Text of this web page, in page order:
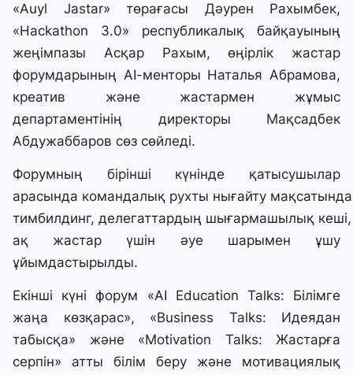
«Auyl Jastar» төрағасы Дәурен Рахымбек,
«Hackathon 3.0» республикалық байқауының
жеңімпазы Асқар Рахым, өңірлік жастар
форумдарының AI-менторы Наталья Абрамова,
креатив және жастармен жұмыс
департаментінің директоры Мақсадбек
Абдужаббаров сөз сөйледі.
Форумның бірінші күнінде қатысушылар
арасында командалық рухты нығайту мақсатында
тимбилдинг, делегаттардың шығармашылық
ақ жастар үшін әуе шарымен ұшу
ұйымдастырылды.
Екінші күні форум «AI Education Talks: Білімге
жаңа көзқарас», «Business Talks: Идеядан
табысқа» және «Motivation Talks: Жастарға
серпін» атты білім беру және мотивациялық